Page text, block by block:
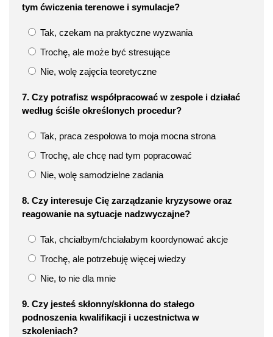
tym ćwiczenia terenowe i symulacje?
Tak, czekam na praktyczne wyzwania
Trochę, ale może być stresujące
Nie, wolę zajęcia teoretyczne
7. Czy potrafisz współpracować w zespole i działać
według ściśle określonych procedur?
Tak, praca zespołowa to moja mocna strona
Trochę, ale chcę nad tym popracować
Nie, wolę samodzielne zadania
8. Czy interesuje Cię zarządzanie kryzysowe oraz
reagowanie na sytuacje nadzwyczajne?
Tak, chciałbym/chciałabym koordynować akcje
Trochę, ale potrzebuję więcej wiedzy
Nie, to nie dla mnie
9. Czy jesteś skłonny/skłonna do stałego
podnoszenia kwalifikacji i uczestnictwa w
szkoleniach?